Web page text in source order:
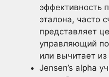
эффективность
эталона, часто
представляет
управляющий
или вычитает
Jensen’s alpha